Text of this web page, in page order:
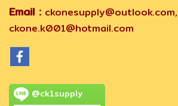
Email : ckonesupply@outlook.com,
ckone.k001@hotmail.com
@ck1supply